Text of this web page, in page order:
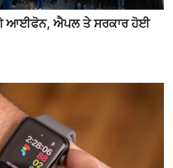
ਆਈਫੋਨ, ਐਪਲ ਤੇ ਸਰਕਾਰ ਹੋਈ